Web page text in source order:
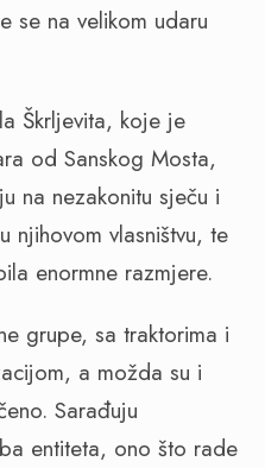
se na velikom udaru
Škrljevita, koje je
od Sanskog Mosta,
na nezakonitu sječu i
njihovom vlasništvu, te
enormne razmjere.
grupe, sa traktorima i
a možda su i
Sarađuju
entiteta, ono što rade